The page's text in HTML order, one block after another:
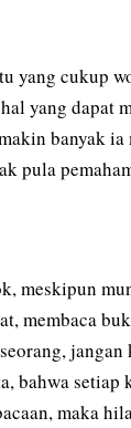
yang cukup
yang dapat
banyak ia
pula
meskipun
membaca
bahwa setiap
maka